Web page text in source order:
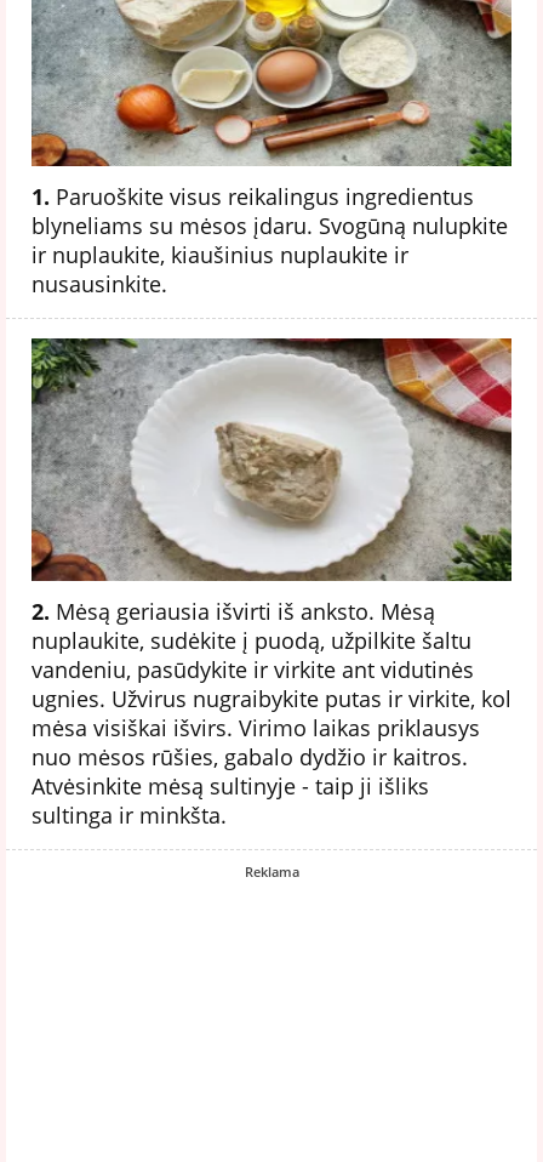
1. Paruoškite visus reikalingus ingredientus
blyneliams su mėsos įdaru. Svogūną nulupkite
ir nuplaukite, kiaušinius nuplaukite ir
nusausinkite.
2. Mėsą geriausia išvirti iš anksto. Mėsą
nuplaukite, sudėkite į puodą, užpilkite šaltu
vandeniu, pasūdykite ir virkite ant vidutinės
ugnies. Užvirus nugraibykite putas ir virkite, kol
mėsa visiškai išvirs. Virimo laikas priklausys
nuo mėsos rūšies, gabalo dydžio ir kaitros.
Atvėsinkite mėsą sultinyje - taip ji išliks
sultinga ir minkšta.
Reklama